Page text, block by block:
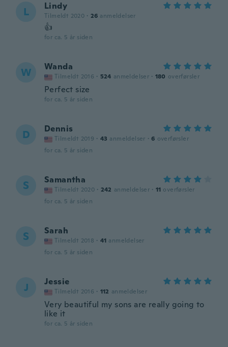
L Lindy
Tilmeldt 2020 · 26 anmeldelser
👍
for ca. 5 år siden
W Wanda
Tilmeldt 2016 · 524 anmeldelser · 180 overførsler
Perfect size
for ca. 5 år siden
D Dennis
Tilmeldt 2019 · 43 anmeldelser · 6 overførsler
for ca. 5 år siden
S Samantha
Tilmeldt 2020 · 242 anmeldelser · 11 overførsler
for ca. 5 år siden
S Sarah
Tilmeldt 2018 · 41 anmeldelser
for ca. 5 år siden
J Jessie
Tilmeldt 2016 · 112 anmeldelser
Very beautiful my sons are really going to
like it
for ca. 5 år siden